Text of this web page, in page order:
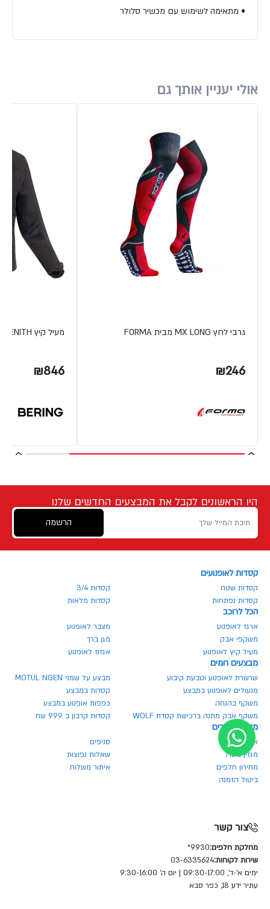
• מתאימה לשימוש עם מכשיר סלולר
אולי יעניין אותך גם
גרבי לחץ MX LONG מבית FORMA
₪246
מעיל קיץ ZENITH מבית BERING
₪846
היו הראשונים לקבל את המבצעים החדשים שלנו
הרשמה
קסדות לאופנועים
קסדות שטח
קסדות 3/4
קסדות נפתחות
קסדות מלאות
הכל לרוכב
ארגז לאופנוע
מצבר לאופנוע
משקפי אבק
מגן ברך
מעיל קיץ לאופנוע
אגזוז לאופנוע
מבצעים חמים
שרשרת לאופנוע וטבעת קיבוע
מבצע על שמני MOTUL NGEN
מנעולים לאופנוע במבצע
קסדות במבצע
משקף בהנחה
כפפות אופנוע במבצע
משקף אבק מתנה ברכישת קסדת WOLF
קסדות קרבון ב 999 שח
מטרו אביזרים
אודותינו
סניפים
מגזין מטרו
שאלות נפוצות
מחירון חלפים
איתור משלוח
ביטול הזמנה
צור קשר
מחלקת חלפים:9930*
שירות לקוחות:03-6335624
ימים א'-ד', 09:30-17:00 | יום ה' 9:30-16:00
עתיר ידע 18, כפר סבא